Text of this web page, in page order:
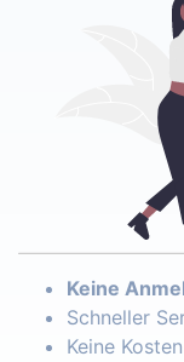
Keine
Schneller
Keine